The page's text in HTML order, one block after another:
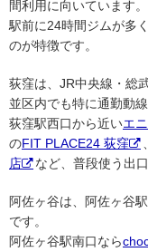
間利用に向いています。
駅前に24時間ジムが多
のが特徴です。
荻窪は、JR中央線・総
並区内でも特に通勤動
荻窪駅西口から近いエ
のFIT PLACE24 荻窪
店
など、普段使う出
阿佐ヶ谷は、阿佐ヶ谷
です。
阿佐ヶ谷駅南口なら